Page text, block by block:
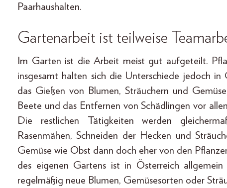
Paarhaushalten.
Gartenarbeit ist teilweise
Im Garten ist die Arbeit meist gut aufgeteilt.
insgesamt halten sich die Unterschiede jedoch
das Gießen von Blumen, Sträuchern und
Beete und das Entfernen von Schädlingen vor
Die restlichen Tätigkeiten werden
Rasenmähen, Schneiden der Hecken und
Gemüse wie Obst dann doch eher von den
des eigenen Gartens ist in Österreich
regelmäßig neue Blumen, Gemüsesorten oder